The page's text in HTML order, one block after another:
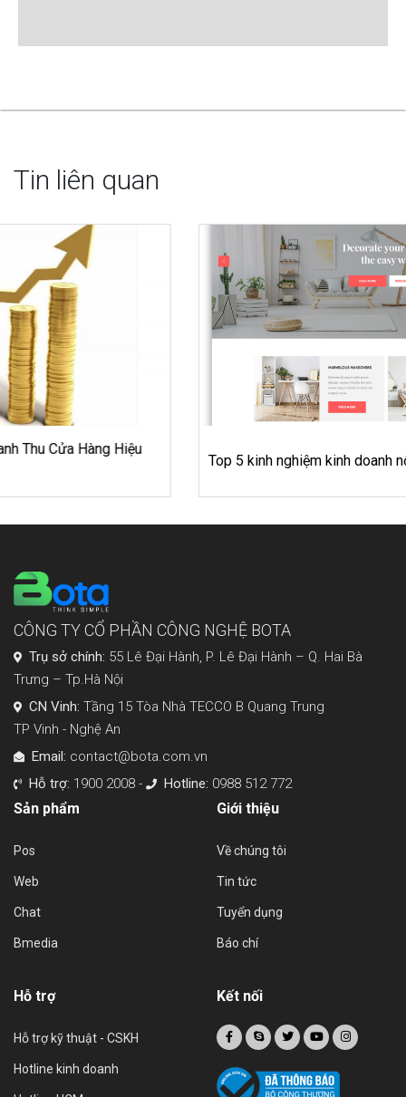
Tin liên quan
Top 5 kinh nghiệm kinh doanh nội thất online qua website
CÔNG TY CỔ PHẦN CÔNG NGHỆ BOTA
Trụ sở chính: 55 Lê Đại Hành, P. Lê Đại Hành – Q. Hai Bà
Trưng – Tp.Hà Nội
CN Vinh: Tầng 15 Tòa Nhà TECCO B Quang Trung
TP Vinh - Nghệ An
Email: contact@bota.com.vn
Hỗ trợ: 1900 2008 - Hotline: 0988 512 772
Sản phẩm
Pos
Web
Chat
Bmedia
Giới thiệu
Về chúng tôi
Tin tức
Tuyển dụng
Báo chí
Hỗ trợ
Hỗ trợ kỹ thuật - CSKH
Hotline kinh doanh
Kết nối